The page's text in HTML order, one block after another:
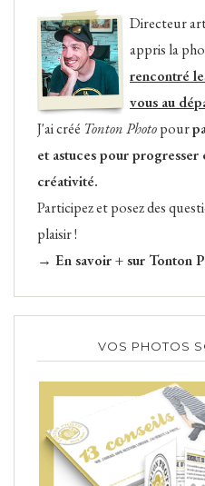
Directeur
appris la
rencontré
vous au
J'ai créé Tonton Photopour
et astuces pour
créativité.
Participez et posez des
plaisir !
→ En savoir + sur Tonton
VOS PHOTOS